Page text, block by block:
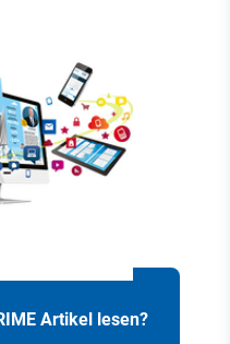
Artikel lesen?